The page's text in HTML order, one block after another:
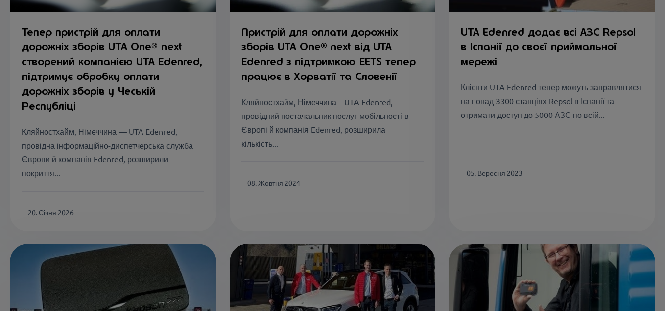
Тепер пристрій для оплати
дорожніх зборів UTA One® next
створений компанією UTA Edenred,
підтримує обробку оплати
дорожніх зборів у Чеській
Республіці
Кляйностхайм, Німеччина — UTA Edenred,
провідна інформаційно-диспетчерська служба
Європи й компанія Edenred, розширили
покриття...
20. Січня 2026
Пристрій для оплати дорожніх
зборів UTA One® next від UTA
Edenred з підтримкою EETS тепер
працює в Хорватії та Словенії
Кляйностхайм, Німеччина – UTA Edenred,
провідний постачальник послуг мобільності в
Європі й компанія Edenred, розширила
кількість...
08. Жовтня 2024
UTA Edenred додає всі АЗС Repsol
в Іспанії до своєї приймальної
мережі
Клієнти UTA Edenred тепер можуть заправлятися
на понад 3300 станціях Repsol в Іспанії та
отримати доступ до 5000 АЗС по всій...
05. Вересня 2023